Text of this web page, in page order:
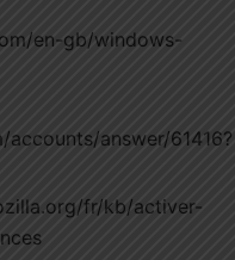
en-gb/windows-
answer/61416?
fr/kb/activer-